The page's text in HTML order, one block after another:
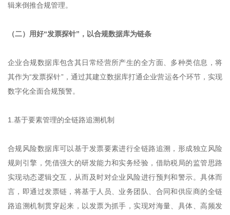
辑来倒推合规管理。
（二）用好“发票探针”，以合规数据库为链条
企业合规数据库包含其日常经营所产生的全方面、多种类信息，将
其作为“发票探针”，通过其建立数据库打通企业营运各个环节，实现
数字化全面合规预警。
1.基于要素管理的全链路追溯机制
合规风险数据库可以基于发票要素进行全链路追溯，形成独立风险
规则引擎，凭借强大的研发能力和实务经验，借助税局的监管思路
实现动态逻辑交互，从而及时对企业风险进行预判和警示。具体而
言，即通过发票链，将基于人员、业务团队、合同和供应商的全链
路追溯机制贯穿起来，以发票为抓手，实现对海量、具体、高频发